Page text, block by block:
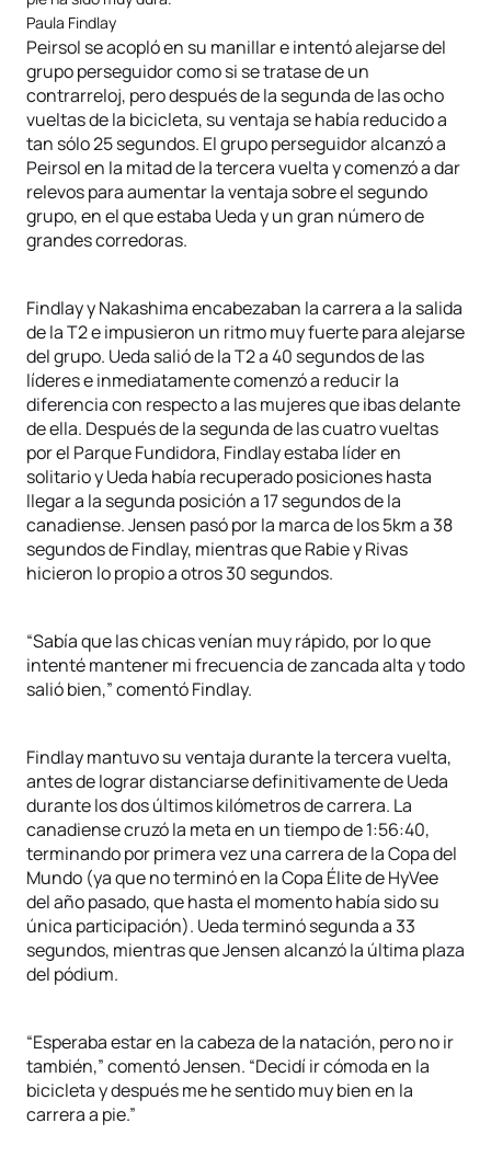
Paula Findlay
Peirsol se acopló en su manillar e intentó alejarse del
grupo perseguidor como si se tratase de un
contrarreloj, pero después de la segunda de las ocho
vueltas de la bicicleta, su ventaja se había reducido a
tan sólo 25 segundos. El grupo perseguidor alcanzó a
Peirsol en la mitad de la tercera vuelta y comenzó a dar
relevos para aumentar la ventaja sobre el segundo
grupo, en el que estaba Ueda y un gran número de
grandes corredoras.
Findlay y Nakashima encabezaban la carrera a la salida
de la T2 e impusieron un ritmo muy fuerte para alejarse
del grupo. Ueda salió de la T2 a 40 segundos de las
líderes e inmediatamente comenzó a reducir la
diferencia con respecto a las mujeres que ibas delante
de ella. Después de la segunda de las cuatro vueltas
por el Parque Fundidora, Findlay estaba líder en
solitario y Ueda había recuperado posiciones hasta
llegar a la segunda posición a 17 segundos de la
canadiense. Jensen pasó por la marca de los 5km a 38
segundos de Findlay, mientras que Rabie y Rivas
hicieron lo propio a otros 30 segundos.
“Sabía que las chicas venían muy rápido, por lo que
intenté mantener mi frecuencia de zancada alta y todo
salió bien,” comentó Findlay.
Findlay mantuvo su ventaja durante la tercera vuelta,
antes de lograr distanciarse definitivamente de Ueda
durante los dos últimos kilómetros de carrera. La
canadiense cruzó la meta en un tiempo de 1:56:40,
terminando por primera vez una carrera de la Copa del
Mundo (ya que no terminó en la Copa Élite de HyVee
del año pasado, que hasta el momento había sido su
única participación). Ueda terminó segunda a 33
segundos, mientras que Jensen alcanzó la última plaza
del pódium.
“Esperaba estar en la cabeza de la natación, pero no ir
también,” comentó Jensen. “Decidí ir cómoda en la
bicicleta y después me he sentido muy bien en la
carrera a pie.”